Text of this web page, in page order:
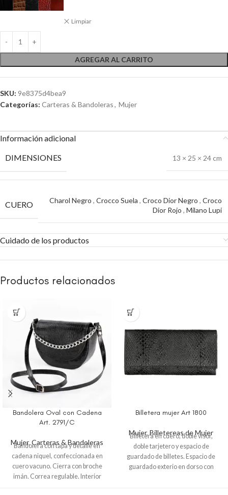
Limpiar
AGREGAR AL CARRITO
SKU: 9e8375d4bea9
Categorías: Carteras & Bandoleras, Mujer
Información adicional
DIMENSIONES
13 × 25 × 24 cm
CUERO Charol Negro , Crocco Suela , Croco Dior Negro , Croco
Dior Rojo , Milano Lupi
Cuidado de los productos
Productos relacionados
Bandolera Oval con Cadena
Art. 2791/C
Mujer, Carteras & Bandoleras
Bandolera con tapa y detalle en
cadena niquel, confeccionada en
cuero vacuno. Cierra con broche
imán. Correa regulable. Interior
Billetera mujer Art 1800
Mujer, Billetereas de Mujer
Billetera en cuero, doble visor,
doble tarjetero y espacio de
guardado de billetes. Espacio de
guardado exterio en dorso con